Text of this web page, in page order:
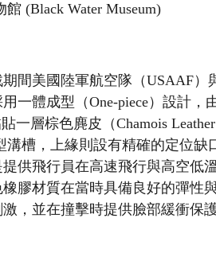
館 (Black Water Museum)
間美國陸軍航空隊（USAAF）
一體成型（One-piece）設計，
一層棕色麂皮（Chamois
槽，上緣則設有精確的定位缺
供飛行員在高速飛行與高空低
膠材質在當時具備良好的彈性
，並在撞擊時提供臉部緩衝保護